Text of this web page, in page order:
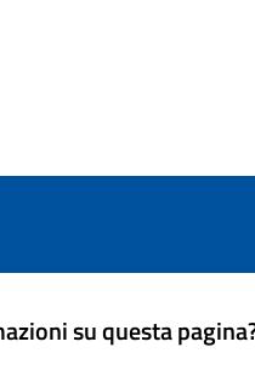
su questa